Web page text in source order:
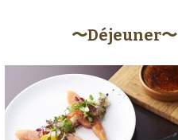
〜Déjeuner〜